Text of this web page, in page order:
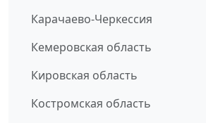
Карачаево-Черкессия
Кемеровская область
Кировская область
Костромская область